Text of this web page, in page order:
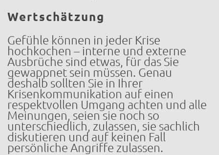
Wertschätzung
Gefühle können in jeder Krise
hochkochen – interne und externe
Ausbrüche sind etwas, für das Sie
gewappnet sein müssen. Genau
deshalb sollten Sie in Ihrer
Krisenkommunikation auf einen
respektvollen Umgang achten und alle
Meinungen, seien sie noch so
unterschiedlich, zulassen, sie sachlich
diskutieren und auf keinen Fall
persönliche Angriffe zulassen.